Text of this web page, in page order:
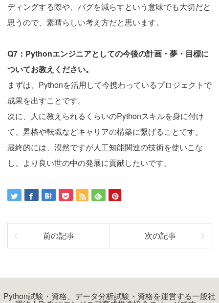
ディングする際や、バグを減らすという意味でも大切だと
思うので、素晴らしい考え方だと思います。
Q7：Pythonエンジニアとしての今後の計画・夢・目標に
ついてお教えください。
まずは、Pythonを活用して今携わっているプロジェクトで
成果を出すことです。
次に、人に教えられるくらいのPythonスキルを身に付け
て、昇格や転職などキャリアの構築に繋げることです。
最終的には、漠然ですが人工知能関連の技術を使いこな
し、より良い世の中の発展に貢献したいです。
前の記事 次の記事
Python試験・資格、データ分析試験・資格を運営する一般社